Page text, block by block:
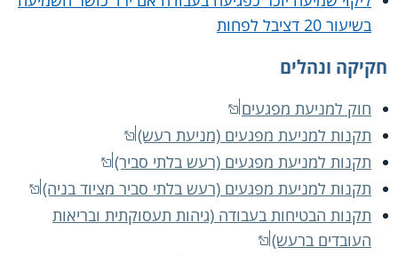
בשיעור 20 דציבל לפחות
חקיקה ונהלים
חוק למניעת מפגעים
תקנות למניעת מפגעים (מניעת רעש)
תקנות למניעת מפגעים (רעש בלתי סביר)
תקנות למניעת מפגעים (רעש בלתי סביר מציוד בניה)
תקנות הבטיחות בעבודה (גיהות תעסוקתית ובריאות
העובדים ברעש)